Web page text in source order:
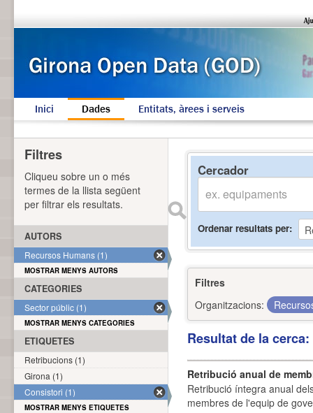
Inici Dades Entitats, àrees i serveis
Cercador
Ordenar resultats per
Filtres
Organitzacions:
Resultat de la
Retribució anual de
Retribució íntegra anual
membres de l'equip de
Filtres
Cliqueu sobre un o més
termes de la llista següent
per filtrar els resultats.
AUTORS
Recursos Humans (1)
MOSTRAR MENYS AUTORS
CATEGORIES
Sector públic (1)
MOSTRAR MENYS CATEGORIES
ETIQUETES
Retribucions (1)
Girona (1)
Consistori (1)
MOSTRAR MENYS ETIQUETES